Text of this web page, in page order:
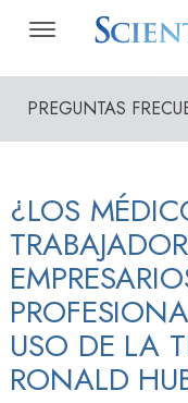
PREGUNTAS
¿LOS
USO DE LA
RONALD